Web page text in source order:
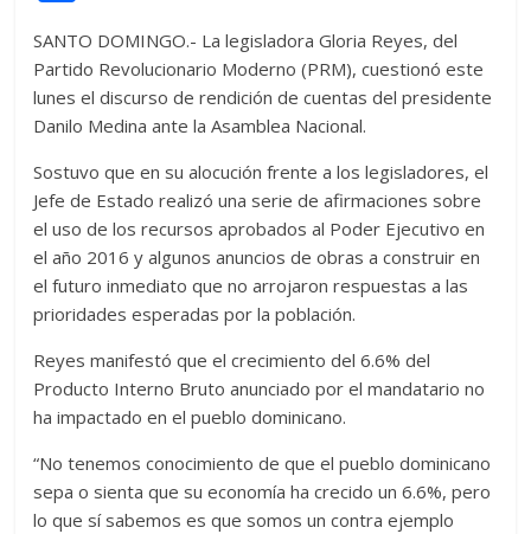
er s
A
p
p
di
t
b
o
o
k
e
n
g
er
p
e
gr
a
a
g
m
p
ar
ti
r
SANTO DOMINGO.- La legisladora Gloria Reyes, del
Partido Revolucionario Moderno (PRM), cuestionó este
lunes el discurso de rendición de cuentas del presidente
Danilo Medina ante la Asamblea Nacional.
Sostuvo que en su alocución frente a los legisladores, el
Jefe de Estado realizó una serie de afirmaciones sobre
el uso de los recursos aprobados al Poder Ejecutivo en
el año 2016 y algunos anuncios de obras a construir en
el futuro inmediato que no arrojaron respuestas a las
prioridades esperadas por la población.
Reyes manifestó que el crecimiento del 6.6% del
Producto Interno Bruto anunciado por el mandatario no
ha impactado en el pueblo dominicano.
“No tenemos conocimiento de que el pueblo dominicano
sepa o sienta que su economía ha crecido un 6.6%, pero
lo que sí sabemos es que somos un contra ejemplo